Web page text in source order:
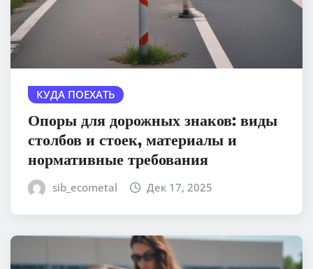
КУДА ПОЕХАТЬ
Опоры для дорожных знаков: виды
столбов и стоек, материалы и
нормативные требования
sib_ecometal Дек 17, 2025